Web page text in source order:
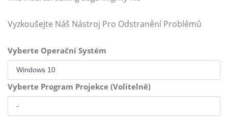
Vyzkoušejte Náš Nástroj Pro Odstranění Problémů
Vyberte Operační Systém
Vyberte Program Projekce (Volitelně)